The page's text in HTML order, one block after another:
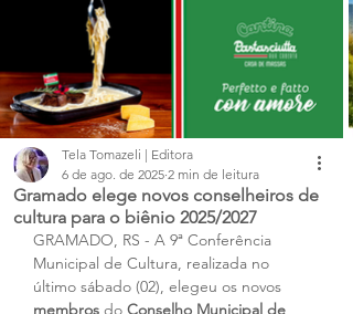
Gramado elege novos conselheiros de
cultura para o biênio 2025/2027
Tela Tomazeli | Editora
6 de ago. de 2025 2 min de leitura
GRAMADO, RS - A 9ª Conferência
Municipal de Cultura, realizada no
último sábado (02), elegeu os novos
membros do Conselho Municipal de